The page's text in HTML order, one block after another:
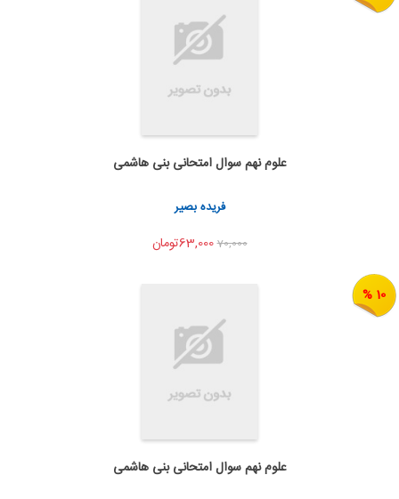
به من اطلاع بده
اشتراک گذاری
علوم نهم سوال امتحانی بنی هاشمی
فریده بصیر
70,00063,000تومان
10 %
به من اطلاع بده
علوم نهم سوال امتحانی بنی هاشمی